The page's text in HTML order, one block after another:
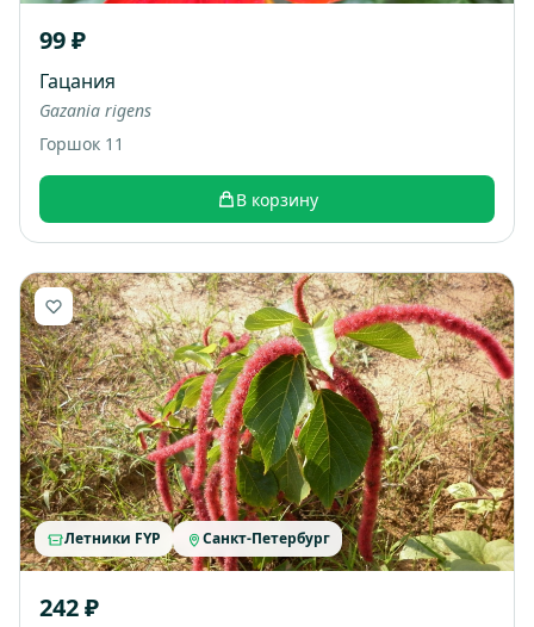
99 ₽
Гацания
Gazania rigens
Горшок 11
В корзину
Летники FYP Санкт-Петербург
242 ₽